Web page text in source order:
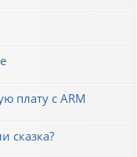
плату с ARM
сказка?